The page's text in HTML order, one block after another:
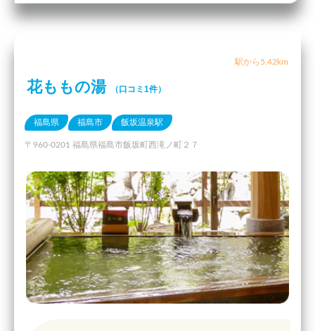
駅から5.42km
花ももの湯 （口コミ1件）
福島県 福島市 飯坂温泉駅
〒960-0201 福島県福島市飯坂町西滝ノ町２７